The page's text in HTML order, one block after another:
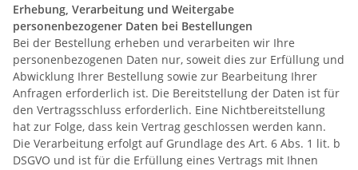
Erhebung, Verarbeitung und Weitergabe
personenbezogener Daten bei Bestellungen
Bei der Bestellung erheben und verarbeiten wir Ihre
personenbezogenen Daten nur, soweit dies zur Erfüllung und
Abwicklung Ihrer Bestellung sowie zur Bearbeitung Ihrer
Anfragen erforderlich ist. Die Bereitstellung der Daten ist für
den Vertragsschluss erforderlich. Eine Nichtbereitstellung
hat zur Folge, dass kein Vertrag geschlossen werden kann.
Die Verarbeitung erfolgt auf Grundlage des Art. 6 Abs. 1 lit. b
DSGVO und ist für die Erfüllung eines Vertrags mit Ihnen